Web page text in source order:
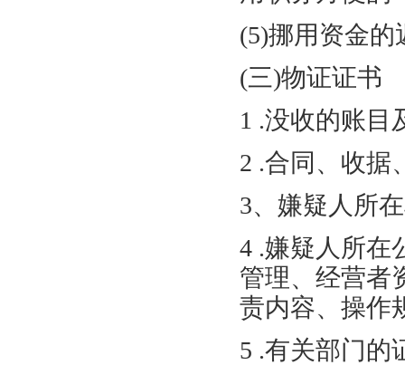
(5)挪用资金的
(三)物证证书
1 .没收的账目
2 .合同、收据
3、嫌疑人所
4 .嫌疑人所在
管理、经营者
责内容、操作
5 .有关部门的